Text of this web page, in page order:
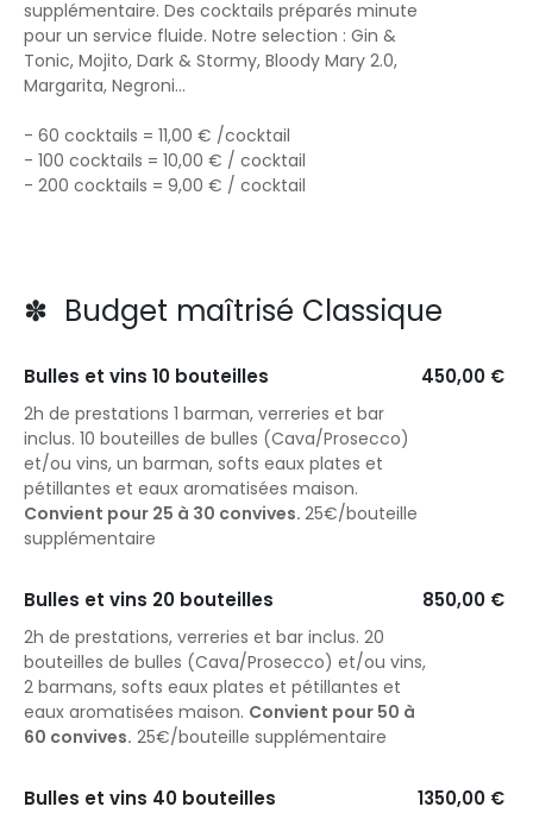
supplémentaire. Des cocktails préparés minute
pour un service fluide. Notre selection : Gin &
Tonic, Mojito, Dark & Stormy, Bloody Mary 2.0,
Margarita, Negroni...
- 60 cocktails = 11,00 € /cocktail
- 100 cocktails = 10,00 € / cocktail
- 200 cocktails = 9,00 € / cocktail
✽ Budget maîtrisé Classique
Bulles et vins 10 bouteilles 450,00 €
2h de prestations 1 barman, verreries et bar
inclus. 10 bouteilles de bulles (Cava/Prosecco)
et/ou vins, un barman, softs eaux plates et
pétillantes et eaux aromatisées maison.
Convient pour 25 à 30 convives. 25€/bouteille
supplémentaire
Bulles et vins 20 bouteilles 850,00 €
2h de prestations, verreries et bar inclus. 20
bouteilles de bulles (Cava/Prosecco) et/ou vins,
2 barmans, softs eaux plates et pétillantes et
eaux aromatisées maison. Convient pour 50 à
60 convives. 25€/bouteille supplémentaire
Bulles et vins 40 bouteilles 1350,00 €